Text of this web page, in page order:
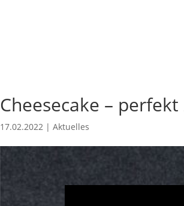
Cheesecake –
17.02.2022 |Aktuelles